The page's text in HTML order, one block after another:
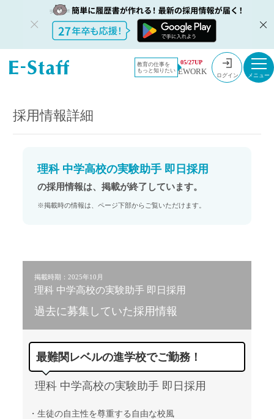
教育の仕事を
もっと知りたい
05/27UP
EWORK ログイン
教員採用情
報のイー・
採用情報
理科 中学高校の実験助手 即日採用
採用情報詳細
理科 中学高校の実験助手 即日採用
の採用情報は、掲載が終了しています。
※掲載時の情報は、ページ下部からご覧いただけます。
掲載時期：2025年10月
理科 中学高校の実験助手 即日採用
過去に募集していた採用情報
最難関レベルの進学校でご勤務！
理科 中学高校の実験助手 即日採用
・生徒の自主性を尊重する自由な校風